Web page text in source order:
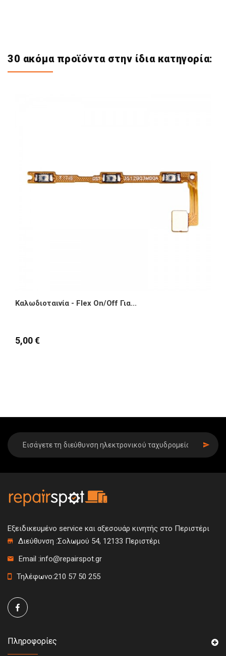
30 ακόμα προϊόντα στην ίδια κατηγορία:
Καλωδιοταινία - Flex On/Off Για...
5,00 €
SIGN UP
Εξειδικευμένο service και αξεσουάρ κινητής στο Περιστέρι
Διεύθυνση :Σολωμού 54, 12133 Περιστέρι
Email :info@repairspot.gr
Τηλέφωνο:210 57 50 255
Πληροφορίες